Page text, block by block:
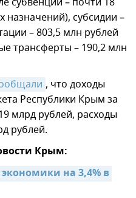
назначений), субсидии –
– 803,5 млн рублей
трансферты – 190,2 млн
, что доходы
Республики Крым за
млрд рублей, расходы
рублей.
Крым:
на 3,4% в